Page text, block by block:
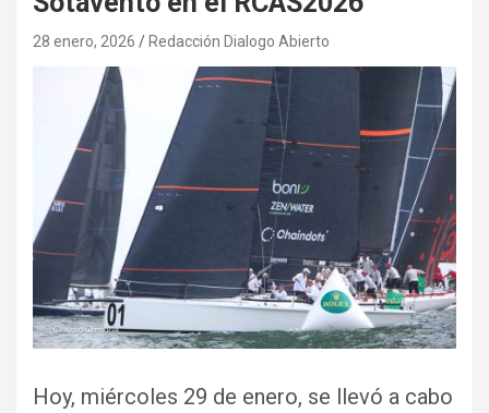
28 enero, 2026 Redacción Dialogo Abierto
Hoy, miércoles 29 de enero, se llevó a cabo